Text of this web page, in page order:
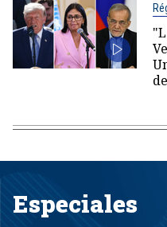
Especiales